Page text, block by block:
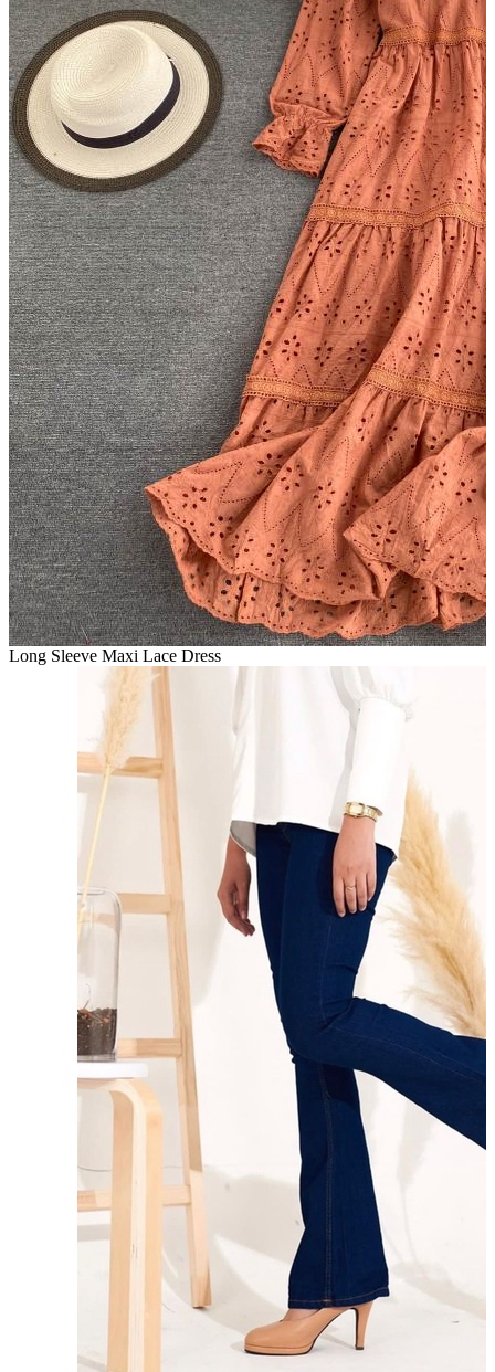
Long Sleeve Maxi Lace Dress